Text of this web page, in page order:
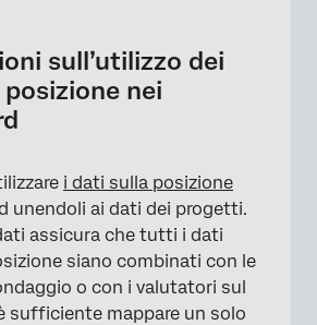
di identificazione della
dei dati sulla posizione con
dati
dei dati di localizzazione con
di dati
sull’utilizzo dei
nei
i dati sulla posizione
unendoli ai dati dei progetti.
assicura che tutti i dati
siano combinati con le
o con i valutatori sul
sufficiente mappare un solo